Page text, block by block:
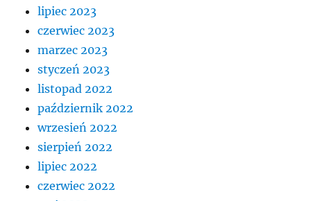
lipiec 2023
czerwiec 2023
marzec 2023
styczeń 2023
listopad 2022
październik 2022
wrzesień 2022
sierpień 2022
lipiec 2022
czerwiec 2022